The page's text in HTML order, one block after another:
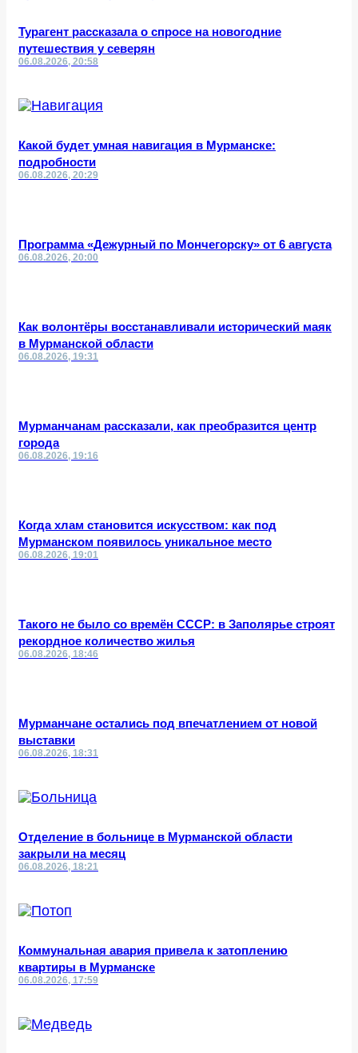
Турагент рассказала о спросе на новогодние
путешествия у северян
06.08.2026, 20:58
Какой будет умная навигация в Мурманске:
подробности
06.08.2026, 20:29
Программа «Дежурный по Мончегорску» от 6 августа
06.08.2026, 20:00
Как волонтёры восстанавливали исторический маяк
в Мурманской области
06.08.2026, 19:31
Мурманчанам рассказали, как преобразится центр
города
06.08.2026, 19:16
Когда хлам становится искусством: как под
Мурманском появилось уникальное место
06.08.2026, 19:01
Такого не было со времён СССР: в Заполярье строят
рекордное количество жилья
06.08.2026, 18:46
Мурманчане остались под впечатлением от новой
выставки
06.08.2026, 18:31
Отделение в больнице в Мурманской области
закрыли на месяц
06.08.2026, 18:21
Коммунальная авария привела к затоплению
квартиры в Мурманске
06.08.2026, 17:59